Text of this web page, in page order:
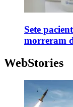
Sete
morreram
WebStories